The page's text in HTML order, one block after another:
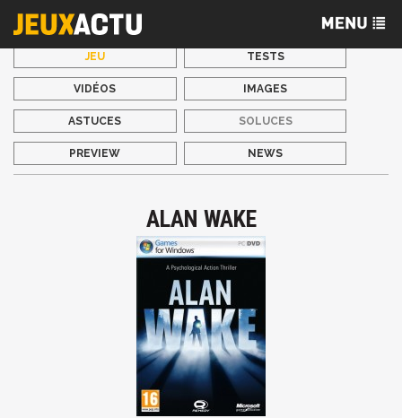
JEU TESTS
VIDÉOS IMAGES
ASTUCES SOLUCES
PREVIEW NEWS
ALAN WAKE